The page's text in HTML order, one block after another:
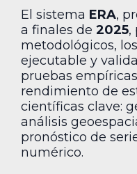
El sistema ERA,
a finales de 2025,
metodológicos,
ejecutable y
pruebas
rendimiento de
científicas clave:
análisis
pronóstico de
numérico.